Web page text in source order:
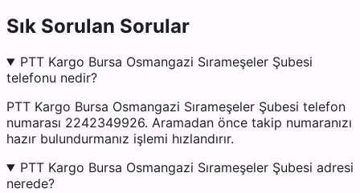
Sık Sorulan Sorular
PTT Kargo Bursa Osmangazi Sırameşeler Şubesi
telefonu nedir?
PTT Kargo Bursa Osmangazi Sırameşeler Şubesi telefon
numarası 2242349926. Aramadan önce takip numaranızı
hazır bulundurmanız işlemi hızlandırır.
PTT Kargo Bursa Osmangazi Sırameşeler Şubesi adresi
nerede?